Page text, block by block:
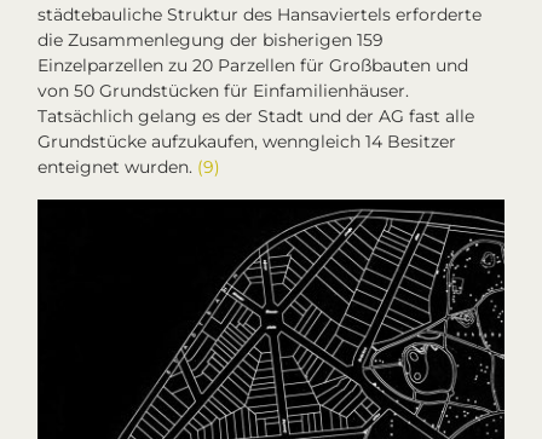
städtebauliche Struktur des Hansaviertels erforderte
die Zusammenlegung der bisherigen 159
Einzelparzellen zu 20 Parzellen für Großbauten und
von 50 Grundstücken für Einfamilienhäuser.
Tatsächlich gelang es der Stadt und der AG fast alle
Grundstücke aufzukaufen, wenngleich 14 Besitzer
enteignet wurden. (9)